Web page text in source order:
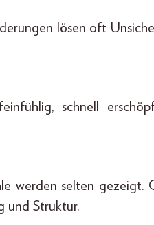
lösen oft
schnell
werden selten gezeigt.
und Struktur.